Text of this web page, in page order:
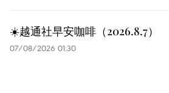
☀️越通社早安咖啡（2026.8.7）
07/08/2026 01:30